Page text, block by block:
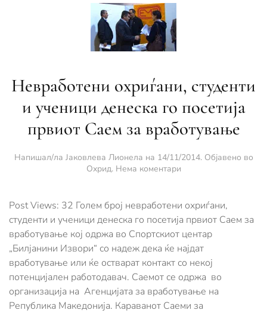
Невработени охриѓани, студенти
и ученици денеска го посетија
првиот Саем за вработување
Напишал/ла Јаковлева Лионела на 14/11/2014. Објавено во
Охрид. Нема коментариза
студенти
ученици
денеска
го
посетија
Саем
за
вработување
Post Views: 32 Голем број невработени охриѓани,
студенти и ученици денеска го посетија првиот Саем за
вработување кој одржа во Спортскиот центар
„Билјанини Извори“ со надеж дека ќе најдат
вработување или ќе остварат контакт со некој
потенцијален работодавач. Саемот се одржа во
организација на Агенцијата за вработување на
Република Македонија. Караванот Саеми за